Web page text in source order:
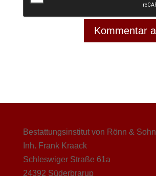
Bestattungsinstitut von Rönn & Sohn
Inh. Frank Kraack
Schleswiger Straße 61a
24392 Süderbrarup